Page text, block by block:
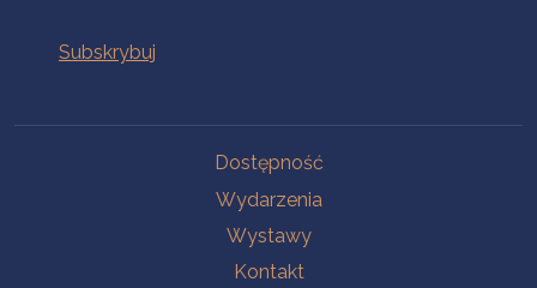
Dostępność
Wydarzenia
Wystawy
Kontakt